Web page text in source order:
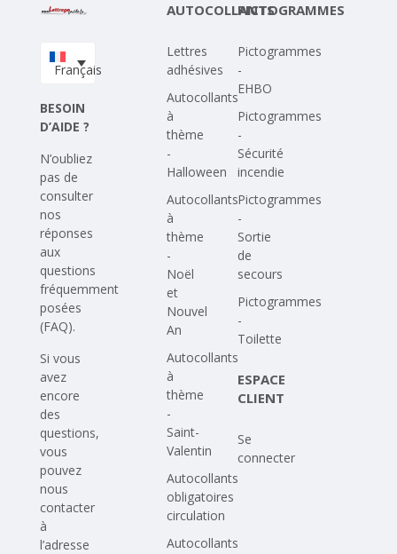
Téléchargez votre propre conception
Français
BESOIN
D’AIDE ?
N’oubliez
pas de
consulter
nos
réponses
aux
questions
fréquemment
posées
(FAQ).
Si vous
avez
encore
des
questions,
vous
pouvez
nous
contacter
à
l’adresse
AUTOCOLLANTS
Lettres
adhésives
Autocollants
à
thème
-
Halloween
Autocollants
à
thème
-
Noël
et
Nouvel
An
Autocollants
à
thème
-
Saint-
Valentin
Autocollants
obligatoires
circulation
Autocollants
PICTOGRAMMES
Pictogrammes
-
EHBO
Pictogrammes
-
Sécurité
incendie
Pictogrammes
-
Sortie
de
secours
Pictogrammes
-
Toilette
ESPACE
CLIENT
Se
connecter